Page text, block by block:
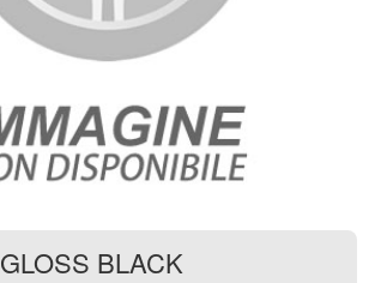
GLOSS BLACK